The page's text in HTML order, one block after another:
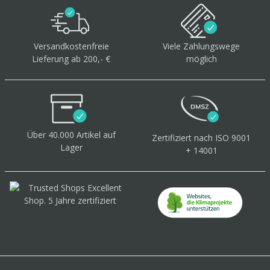
Versandkostenfreie
Lieferung ab 200,- €
Viele Zahlungswege
möglich
Über 40.000 Artikel auf
Lager
Zertifiziert nach ISO 9001
+ 14001